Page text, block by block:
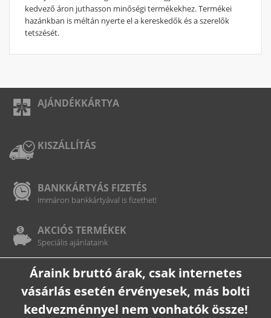
kedvező áron juthasson minőségi termékekhez. Termékei
hazánkban is méltán nyerte el a kereskedők és a szerelők
tetszését.
AJÁNDÉKKÁRTYA
KISZÁLLÍTÁS
BANKKÁRTYÁS FIZETÉS
Immáron bankkártyával is fizethet!
AKCIÓS TERMÉKEK
Speciális ajánlataink
Áraink bruttó árak, csak internetes
vásárlás esetén érvényesek, más bolti
kedvezménnyel nem vonhatók össze!